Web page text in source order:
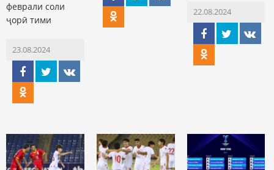
феврали соли
ҷорӣ тими
23.08.2024
22.08.2024